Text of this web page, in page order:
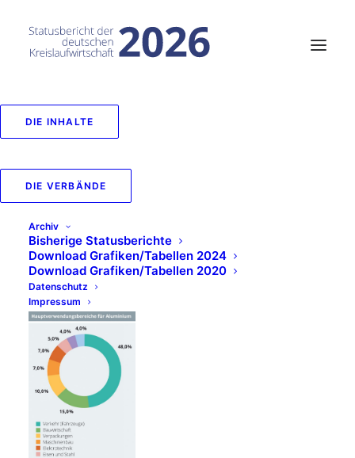
DIE INHALTE
DIE VERBÄNDE
Archiv
Bisherige Statusberichte
Download Grafiken/Tabellen 2024
Download Grafiken/Tabellen 2020
Datenschutz
Impressum
für Aluminium
INVERWERTUNGSWEGE